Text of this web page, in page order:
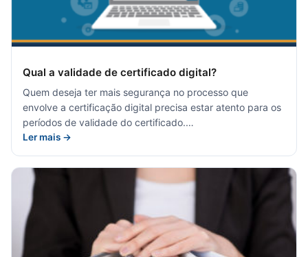
Qual a validade de certificado digital?
Quem deseja ter mais segurança no processo que
envolve a certificação digital precisa estar atento para os
períodos de validade do certificado.…
Ler mais →